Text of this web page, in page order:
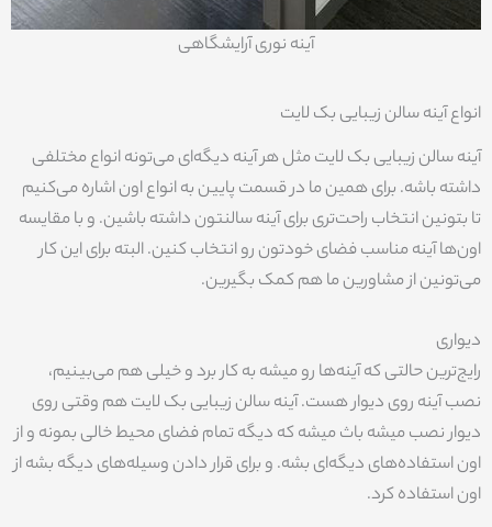
آینه نوری آرایشگاهی
انواع آینه سالن زیبایی بک لایت
آینه سالن زیبایی بک لایت مثل هر آینه دیگه‌ای می‌تونه انواع مختلفی
داشته باشه. برای همین ما در قسمت پایین به انواع اون اشاره می‌کنیم
تا بتونین انتخاب راحت‌تری برای آینه سالنتون داشته باشین. و با مقایسه
اون‌ها آینه مناسب فضای خودتون رو انتخاب کنین. البته برای این کار
می‌تونین از مشاورین ما هم کمک بگیرین.
دیواری
رایج‌ترین حالتی که آینه‌ها رو میشه به کار برد و خیلی هم می‌بینیم،
نصب آینه روی دیوار هست. آینه سالن زیبایی بک لایت هم وقتی روی
دیوار نصب میشه باث میشه که دیگه تمام فضای محیط خالی بمونه و از
اون استفاده‌های دیگه‌ای بشه. و برای قرار دادن وسیله‌های دیگه بشه از
اون استفاده کرد.